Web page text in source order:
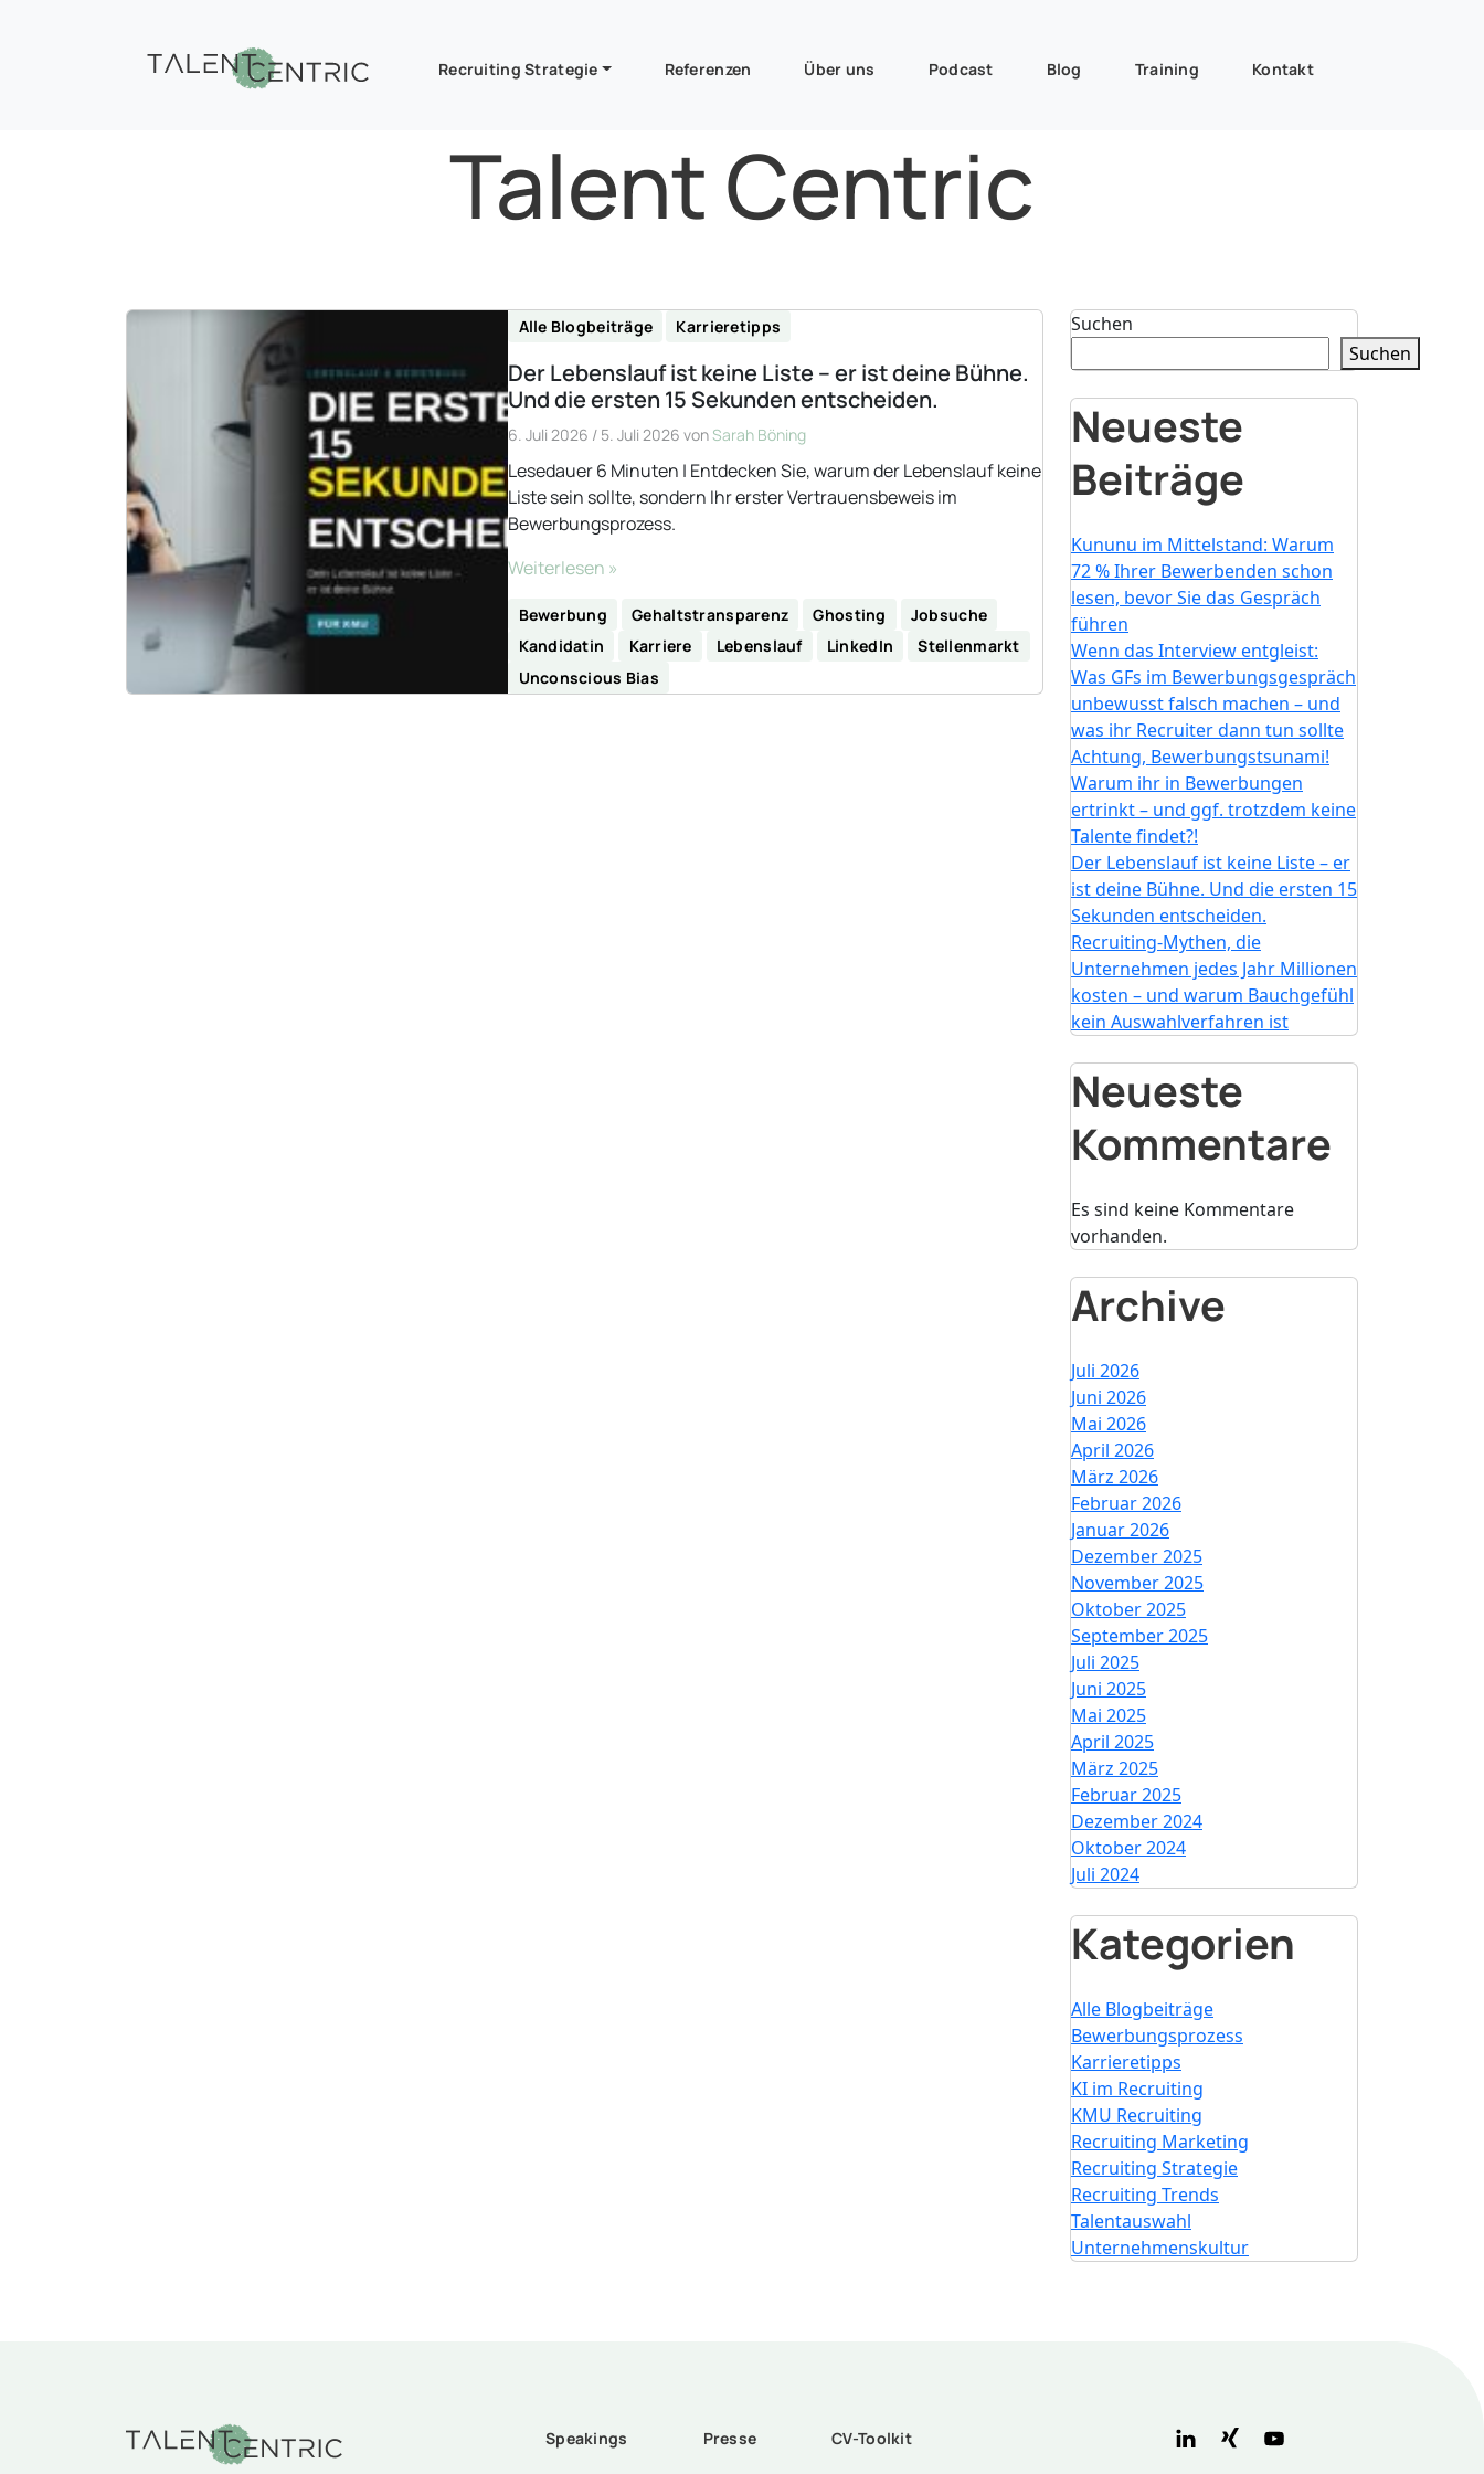
Recruiting Strategie Referenzen Über uns Podcast Blog Training Kontakt
Talent Centric
Alle Blogbeiträge Karrieretipps
Der Lebenslauf ist keine Liste – er ist deine Bühne.
Und die ersten 15 Sekunden entscheiden.
6. Juli 2026 / 5. Juli 2026 vonSarah Böning
Lesedauer 6 Minuten | Entdecken Sie, warum der Lebenslauf keine
Liste sein sollte, sondern Ihr erster Vertrauensbeweis im
Bewerbungsprozess.
Weiterlesen »
Bewerbung Gehaltstransparenz Ghosting
Jobsuche
Kandidatin
Karriere Lebenslauf LinkedIn
Stellenmarkt
Unconscious Bias
Suchen
Suchen
Neueste
Beiträge
Kununu im Mittelstand: Warum
72 % Ihrer Bewerbenden schon
lesen, bevor Sie das Gespräch
führen
Wenn das Interview entgleist:
Was GFs im Bewerbungsgespräch
unbewusst falsch machen – und
was ihr Recruiter dann tun sollte
Achtung, Bewerbungstsunami!
Warum ihr in Bewerbungen
ertrinkt – und ggf. trotzdem keine
Talente findet?!
Der Lebenslauf ist keine Liste – er
ist deine Bühne. Und die ersten 15
Sekunden entscheiden.
Recruiting-Mythen, die
Unternehmen jedes Jahr Millionen
kosten – und warum Bauchgefühl
kein Auswahlverfahren ist
Neueste
Kommentare
Es sind keine Kommentare
vorhanden.
Archive
Juli 2026
Juni 2026
Mai 2026
April 2026
März 2026
Februar 2026
Januar 2026
Dezember 2025
November 2025
Oktober 2025
September 2025
Juli 2025
Juni 2025
Mai 2025
April 2025
März 2025
Februar 2025
Dezember 2024
Oktober 2024
Juli 2024
Kategorien
Alle Blogbeiträge
Bewerbungsprozess
Karrieretipps
KI im Recruiting
KMU Recruiting
Recruiting Marketing
Recruiting Strategie
Recruiting Trends
Talentauswahl
Unternehmenskultur
Speakings Presse CV-Toolkit